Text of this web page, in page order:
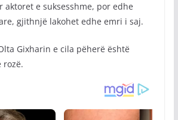
aktoret e suksesshme, por edhe
gjithnjë lakohet edhe emri i saj.
Gixharin e cila pëherë është
rozë.